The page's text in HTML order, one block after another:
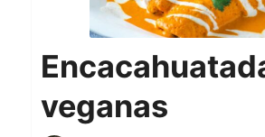
veganas